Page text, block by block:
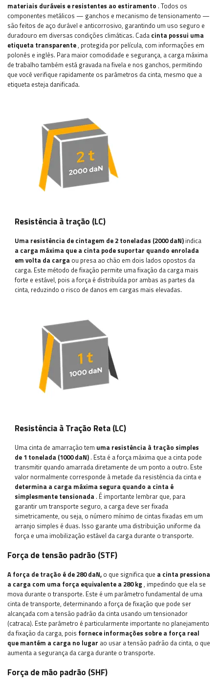
materiais duráveis ​​e resistentes ao estiramento . Todos os
componentes metálicos — ganchos e mecanismo de tensionamento —
são feitos de aço durável e anticorrosivo, garantindo um uso seguro e
duradouro em diversas condições climáticas. Cada cinta possui uma
etiqueta transparente, protegida por película, com informações em
polonês e inglês. Para maior comodidade e segurança, a carga máxima
de trabalho também está gravada na fivela e nos ganchos, permitindo
que você verifique rapidamente os parâmetros da cinta, mesmo que a
etiqueta esteja danificada.
Resistência à tração (LC)
Uma resistência de cintagem de 2 toneladas (2000 daN) indica
a carga máxima que a cinta pode suportar quando enrolada
em volta da carga ou presa ao chão em dois lados opostos da
carga. Este método de fixação permite uma fixação da carga mais
forte e estável, pois a força é distribuída por ambas as partes da
cinta, reduzindo o risco de danos em cargas mais elevadas.
Resistência à Tração Reta (LC)
Uma cinta de amarração tem uma resistência à tração simples
de 1 tonelada (1000 daN) . Esta é a força máxima que a cinta pode
transmitir quando amarrada diretamente de um ponto a outro. Este
valor normalmente corresponde à metade da resistência da cinta e
determina a carga máxima segura quando a cinta é
simplesmente tensionada . É importante lembrar que, para
garantir um transporte seguro, a carga deve ser fixada
simetricamente, ou seja, o número mínimo de cintas fixadas em um
arranjo simples é duas. Isso garante uma distribuição uniforme da
força e uma imobilização estável da carga durante o transporte.
Força de tensão padrão (STF)
A força de tração é de 280 daN, o que significa que a cinta pressiona
a carga com uma força equivalente a 280 kg , impedindo que ela se
mova durante o transporte. Este é um parâmetro fundamental de uma
cinta de transporte, determinando a força de fixação que pode ser
alcançada com a tensão padrão da cinta usando um tensionador
(catraca). Este parâmetro é particularmente importante no planejamento
da fixação da carga, pois fornece informações sobre a força real
que mantém a carga no lugar ao usar a tensão padrão da cinta, o que
aumenta a segurança da carga durante o transporte.
Força de mão padrão (SHF)